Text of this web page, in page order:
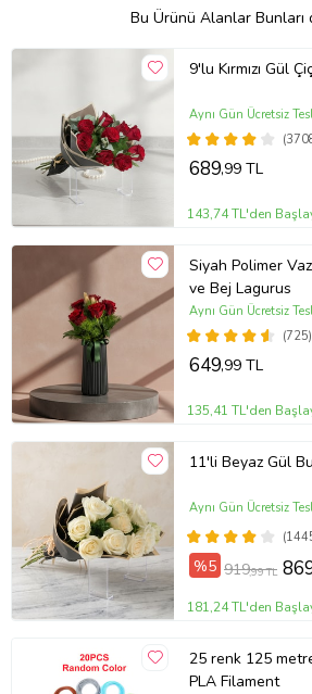
Bu Ürünü Alanlar Bunları
9'lu Kırmızı Gül
Aynı Gün Ücretsiz
689,99 TL
143,74 TL'den
Siyah Polimer
ve Bej Lagurus
(725)
Aynı Gün Ücretsiz
649,99 TL
135,41 TL'den
11'li Beyaz Gül
Aynı Gün Ücretsiz
%5 919,99 TL
181,24 TL'den
25 renk 125
PLA Filament